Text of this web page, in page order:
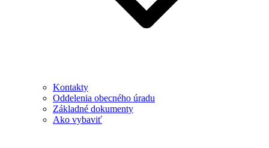
Kontakty
Oddelenia obecného úradu
Základné dokumenty
Ako vybaviť